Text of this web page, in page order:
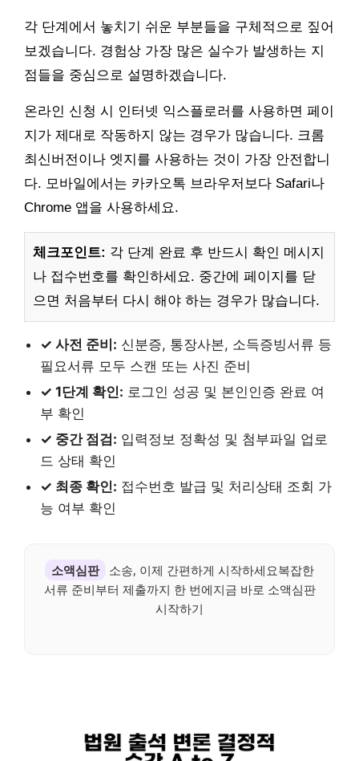
각 단계에서 놓치기 쉬운 부분들을 구체적으로 짚어
보겠습니다. 경험상 가장 많은 실수가 발생하는 지
점들을 중심으로 설명하겠습니다.
온라인 신청 시 인터넷 익스플로러를 사용하면 페이
지가 제대로 작동하지 않는 경우가 많습니다. 크롬
최신버전이나 엣지를 사용하는 것이 가장 안전합니
다. 모바일에서는 카카오톡 브라우저보다 Safari나
Chrome 앱을 사용하세요.
체크포인트: 각 단계 완료 후 반드시 확인 메시지
나 접수번호를 확인하세요. 중간에 페이지를 닫
으면 처음부터 다시 해야 하는 경우가 많습니다.
✓ 사전 준비: 신분증, 통장사본, 소득증빙서류 등
필요서류 모두 스캔 또는 사진 준비
✓ 1단계 확인: 로그인 성공 및 본인인증 완료 여
부 확인
✓ 중간 점검: 입력정보 정확성 및 첨부파일 업로
드 상태 확인
✓ 최종 확인: 접수번호 발급 및 처리상태 조회 가
능 여부 확인
소액심판
소송, 이제 간편하게 시작하세요복잡한
서류 준비부터 제출까지 한 번에지금 바로 소액심판
시작하기